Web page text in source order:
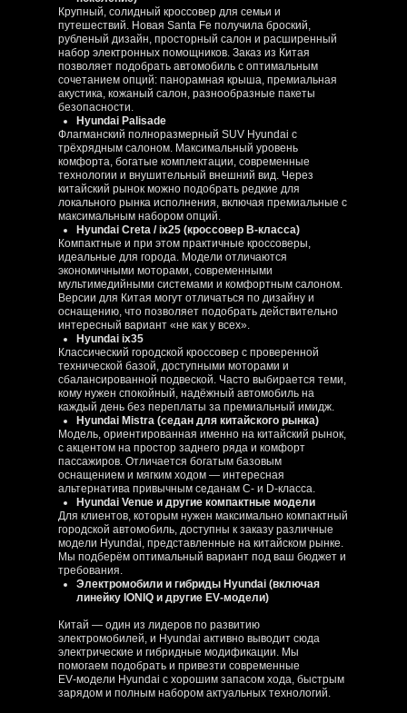
Крупный, солидный кроссовер для семьи и
путешествий. Новая Santa Fe получила броский,
рубленый дизайн, просторный салон и расширенный
набор электронных помощников. Заказ из Китая
позволяет подобрать автомобиль с оптимальным
сочетанием опций: панорамная крыша, премиальная
акустика, кожаный салон, разнообразные пакеты
безопасности.
Hyundai Palisade
Флагманский полноразмерный SUV Hyundai с
трёхрядным салоном. Максимальный уровень
комфорта, богатые комплектации, современные
технологии и внушительный внешний вид. Через
китайский рынок можно подобрать редкие для
локального рынка исполнения, включая премиальные с
максимальным набором опций.
Hyundai Creta / ix25 (кроссовер B‑класса)
Компактные и при этом практичные кроссоверы,
идеальные для города. Модели отличаются
экономичными моторами, современными
мультимедийными системами и комфортным салоном.
Версии для Китая могут отличаться по дизайну и
оснащению, что позволяет подобрать действительно
интересный вариант «не как у всех».
Hyundai ix35
Классический городской кроссовер с проверенной
технической базой, доступными моторами и
сбалансированной подвеской. Часто выбирается теми,
кому нужен спокойный, надёжный автомобиль на
каждый день без переплаты за премиальный имидж.
Hyundai Mistra (седан для китайского рынка)
Модель, ориентированная именно на китайский рынок,
с акцентом на простор заднего ряда и комфорт
пассажиров. Отличается богатым базовым
оснащением и мягким ходом — интересная
альтернатива привычным седанам C‑ и D‑класса.
Hyundai Venue и другие компактные модели
Для клиентов, которым нужен максимально компактный
городской автомобиль, доступны к заказу различные
модели Hyundai, представленные на китайском рынке.
Мы подберём оптимальный вариант под ваш бюджет и
требования.
Электромобили и гибриды Hyundai (включая
линейку IONIQ и другие EV‑модели)
Китай — один из лидеров по развитию
электромобилей, и Hyundai активно выводит сюда
электрические и гибридные модификации. Мы
помогаем подобрать и привезти современные
EV‑модели Hyundai с хорошим запасом хода, быстрым
зарядом и полным набором актуальных технологий.